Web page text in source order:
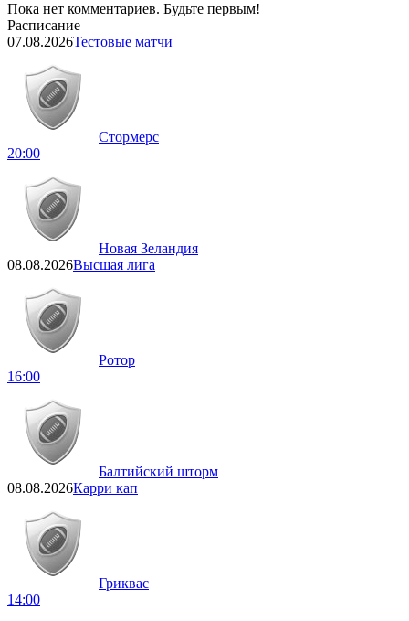
Пока нет комментариев. Будьте первым!
Расписание
07.08.2026Тестовые матчи
Стормерс
20:00
Новая Зеландия
08.08.2026Высшая лига
Ротор
16:00
Балтийский шторм
08.08.2026Карри кап
Гриквас
14:00